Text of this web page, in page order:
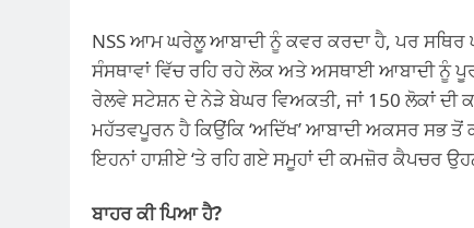
NSS ਆਮ ਘਰੇਲੂ ਆਬਾਦੀ ਨੂੰ ਕਵਰ ਕਰਦਾ ਹੈ, ਪਰ ਸਥਿਰ
ਸੰਸਥਾਵਾਂ ਵਿੱਚ ਰਹਿ ਰਹੇ ਲੋਕ ਅਤੇ ਅਸਥਾਈ ਆਬਾਦੀ ਨੂੰ
ਰੇਲਵੇ ਸਟੇਸ਼ਨ ਦੇ ਨੇੜੇ ਬੇਘਰ ਵਿਅਕਤੀ, ਜਾਂ 150 ਲੋਕਾਂ ਦੀ
ਮਹੱਤਵਪੂਰਨ ਹੈ ਕਿਉਂਕਿ ‘ਅਦਿੱਖ’ ਆਬਾਦੀ ਅਕਸਰ ਸਭ
ਇਹਨਾਂ ਹਾਸ਼ੀਏ ‘ਤੇ ਰਹਿ ਗਏ ਸਮੂਹਾਂ ਦੀ ਕਮਜ਼ੋਰ ਕੈਪਚਰ
ਬਾਹਰ ਕੀ ਪਿਆ ਹੈ?